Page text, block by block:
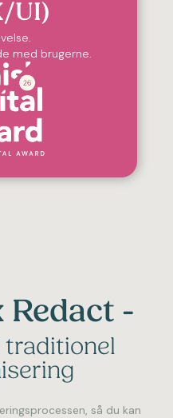
UI)
med brugerne.
Redact -
traditionel
så du kan